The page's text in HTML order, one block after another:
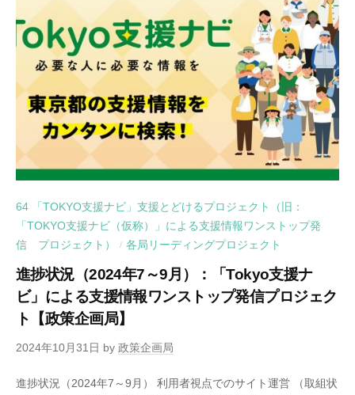
64 「TOKYO支援ナビ」支援とどけるプロジェクト（旧：
「TOKYO支援ナビ（仮称）」による支援情報ワンストップ発
信 プロジェクト）
/ 各局リーディングプロジェクト
進捗状況（2024年7～9月）：「Tokyo支援ナ
ビ」による支援情報ワンストップ発信プロジェク
ト【政策企画局】
2024年10月31日 by 政策企画局
進捗状況（2024年7～9月） 利用者視点でのサイト運営 （取組状